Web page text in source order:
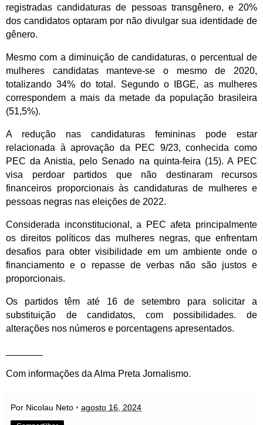
registradas candidaturas de pessoas transgênero, e 20%
dos candidatos optaram por não divulgar sua identidade de
gênero.
Mesmo com a diminuição de candidaturas, o percentual de
mulheres candidatas manteve-se o mesmo de 2020,
totalizando 34% do total. Segundo o IBGE, as mulheres
correspondem a mais da metade da população brasileira
(51,5%).
A redução nas candidaturas femininas pode estar
relacionada à aprovação da PEC 9/23, conhecida como
PEC da Anistia, pelo Senado na quinta-feira (15). A PEC
visa perdoar partidos que não destinaram recursos
financeiros proporcionais às candidaturas de mulheres e
pessoas negras nas eleições de 2022.
Considerada inconstitucional, a PEC afeta principalmente
os direitos políticos das mulheres negras, que enfrentam
desafios para obter visibilidade em um ambiente onde o
financiamento e o repasse de verbas não são justos e
proporcionais.
Os partidos têm até 16 de setembro para solicitar a
substituição de candidatos, com possibilidades. de
alterações nos números e porcentagens apresentados.
Com informações da Alma Preta Jornalismo.
Por Nicolau Neto • agosto 16, 2024